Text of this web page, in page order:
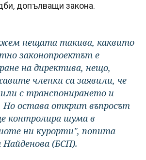
допълващи закона.
нещата такива, каквито
законопроектът е
на директива, нещо,
членки са заявили, че
с транспонирането и
Но остава открит въпросът
контролира шума в
ни курорти", попита
(БСП).